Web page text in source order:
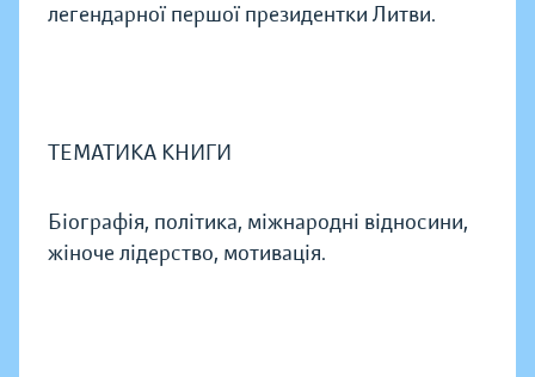
легендарної першої президентки Литви.
ТЕМАТИКА КНИГИ
Біографія, політика, міжнародні відносини,
жіноче лідерство, мотивація.